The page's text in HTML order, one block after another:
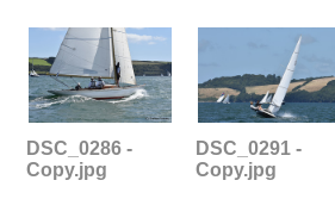
DSC_0286 -
Copy.jpg
DSC_0291 -
Copy.jpg